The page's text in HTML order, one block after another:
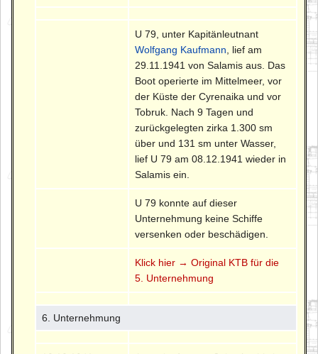
U 79, unter Kapitänleutnant
Wolfgang Kaufmann , lief am
29.11.1941 von Salamis aus. Das
Boot operierte im Mittelmeer, vor
der Küste der Cyrenaika und vor
Tobruk. Nach 9 Tagen und
zurückgelegten zirka 1.300 sm
über und 131 sm unter Wasser,
lief U 79 am 08.12.1941 wieder in
Salamis ein.
U 79 konnte auf dieser
Unternehmung keine Schiffe
versenken oder beschädigen.
Klick hier → Original KTB für die
5. Unternehmung
6. Unternehmung